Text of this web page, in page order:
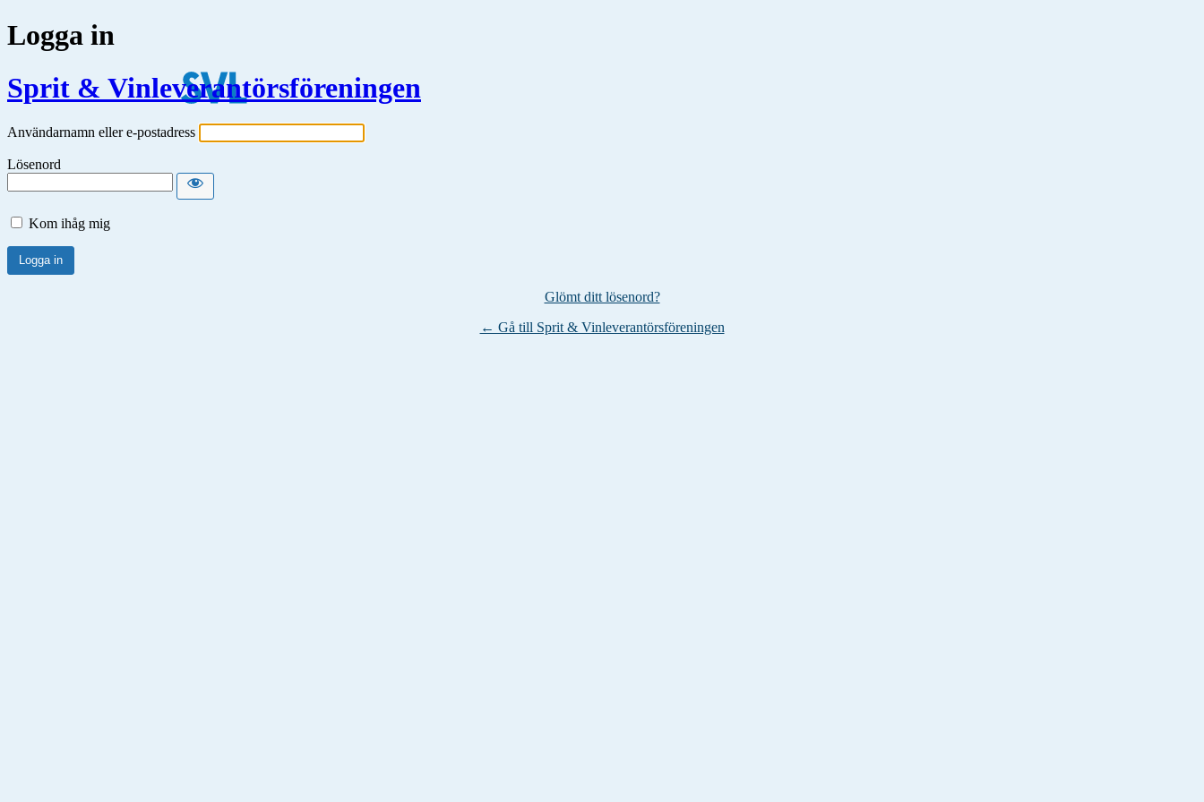
Logga in
Sprit & Vinleverantörsföreningen
Användarnamn eller e-postadress
Lösenord
Kom ihåg mig
Glömt ditt lösenord?
← Gå till Sprit & Vinleverantörsföreningen